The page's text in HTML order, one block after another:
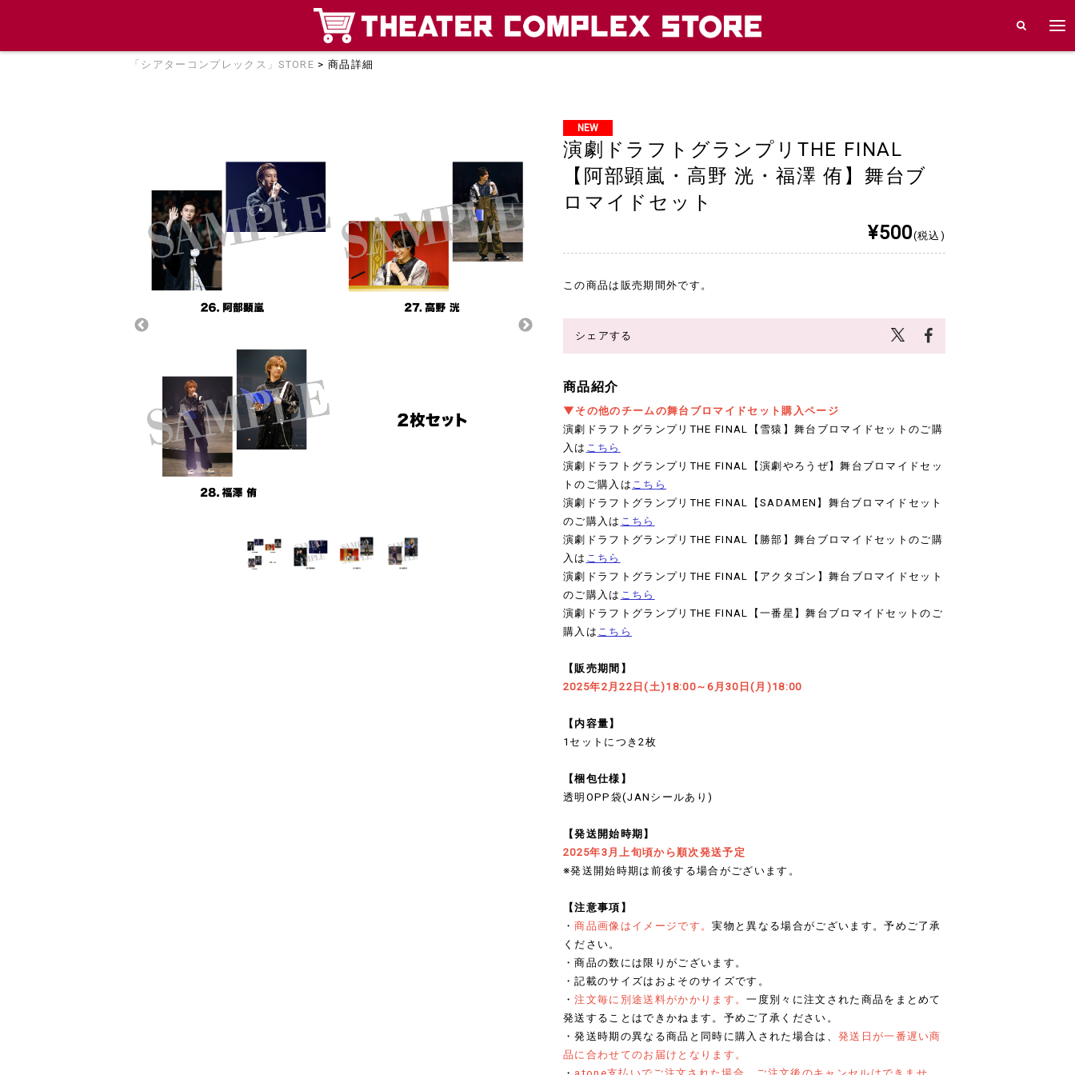
「シアターコンプレックス」STORE > 商品詳細
NEW
演劇ドラフトグランプリTHE FINAL
【阿部顕嵐・高野 洸・福澤 侑】舞台ブ
ロマイドセット
¥500(税込)
この商品は販売期間外です。
シェアする
商品紹介
▼その他のチームの舞台ブロマイドセット購入ページ
演劇ドラフトグランプリTHE FINAL【雪猿】舞台ブロマイドセットのご購
入は こちら
演劇ドラフトグランプリTHE FINAL【演劇やろうぜ】舞台ブロマイドセッ
トのご購入は こちら
演劇ドラフトグランプリTHE FINAL【SADAMEN】舞台ブロマイドセット
のご購入は こちら
演劇ドラフトグランプリTHE FINAL【勝部】舞台ブロマイドセットのご購
入は こちら
演劇ドラフトグランプリTHE FINAL【アクタゴン】舞台ブロマイドセット
のご購入は こちら
演劇ドラフトグランプリTHE FINAL【一番星】舞台ブロマイドセットのご
購入は こちら
【販売期間】
2025年2月22日(土)18:00～6月30日(月)18:00
【内容量】
1セットにつき2枚
【梱包仕様】
透明OPP袋(JANシールあり)
【発送開始時期】
2025年3月上旬頃から順次発送予定
※発送開始時期は前後する場合がございます。
【注意事項】
・商品画像はイメージです。実物と異なる場合がございます。予めご了承
ください。
・商品の数には限りがございます。
・記載のサイズはおよそのサイズです。
・注文毎に別途送料がかかります。一度別々に注文された商品をまとめて
発送することはできかねます。予めご了承ください。
・発送時期の異なる商品と同時に購入された場合は、 発送日が一番遅い商
品に合わせてのお届けとなります。